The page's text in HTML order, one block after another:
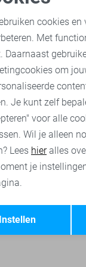
Cars broeken
cookies
cookies
Terug
cookies
Met
Daarnaast
om
Je kunt zelf
voor alle
Wil je alleen
Lees hieralles
je